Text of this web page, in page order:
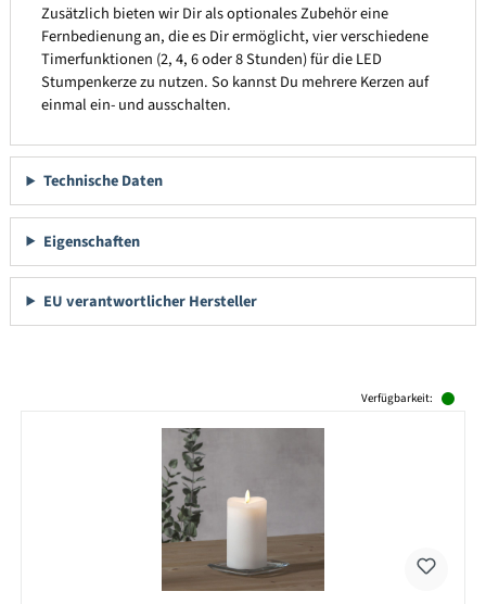
Zusätzlich bieten wir Dir als optionales Zubehör eine
Fernbedienung an, die es Dir ermöglicht, vier verschiedene
Timerfunktionen (2, 4, 6 oder 8 Stunden) für die LED
Stumpenkerze zu nutzen. So kannst Du mehrere Kerzen auf
einmal ein- und ausschalten.
Technische Daten
Eigenschaften
EU verantwortlicher Hersteller
Verfügbarkeit: